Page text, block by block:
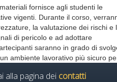
fornisce agli studenti le
vigenti. Durante il corso,
la valutazione dei rischi e
di pericolo e ad adottare
saranno in grado di
ambiente lavorativo più sicuro
alla pagina dei contatti